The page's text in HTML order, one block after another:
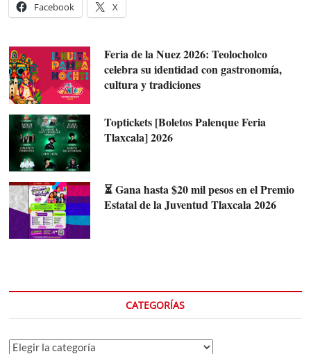
Facebook X
Feria de la Nuez 2026: Teolocholco
celebra su identidad con gastronomía,
cultura y tradiciones
Toptickets [Boletos Palenque Feria
Tlaxcala] 2026
⏳ Gana hasta $20 mil pesos en el Premio
Estatal de la Juventud Tlaxcala 2026
CATEGORÍAS
Categorías